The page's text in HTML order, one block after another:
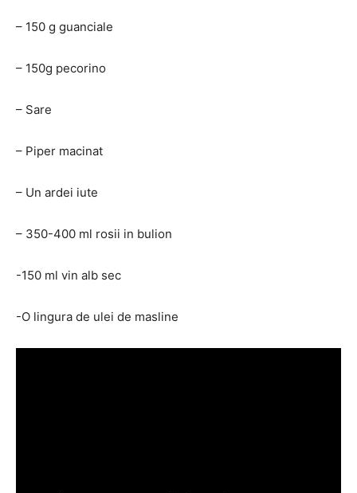
– 150 g guanciale
– 150g pecorino
– Sare
– Piper macinat
– Un ardei iute
– 350-400 ml rosii in bulion
-150 ml vin alb sec
-O lingura de ulei de masline